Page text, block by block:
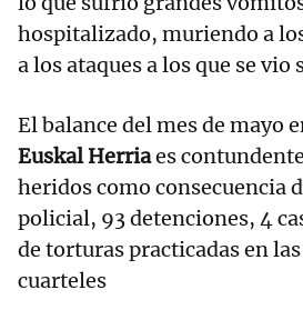
hospitalizado, muriendo a
a los ataques a los que se vio
El balance del mes de mayo
Euskal Herriaes
heridos como consecuencia
policial, 93 detenciones, 4
de torturas practicadas en
cuarteles